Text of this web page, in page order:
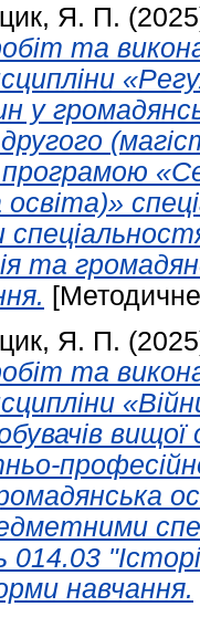
Я. П.
та
у
та
Я. П.
та
014.03
навчання.